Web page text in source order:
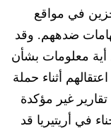
في مواقع
ضدههم. وقد
معلومات بشأن
أثناء حملة
غير مؤكدة
في أريتيريا قد